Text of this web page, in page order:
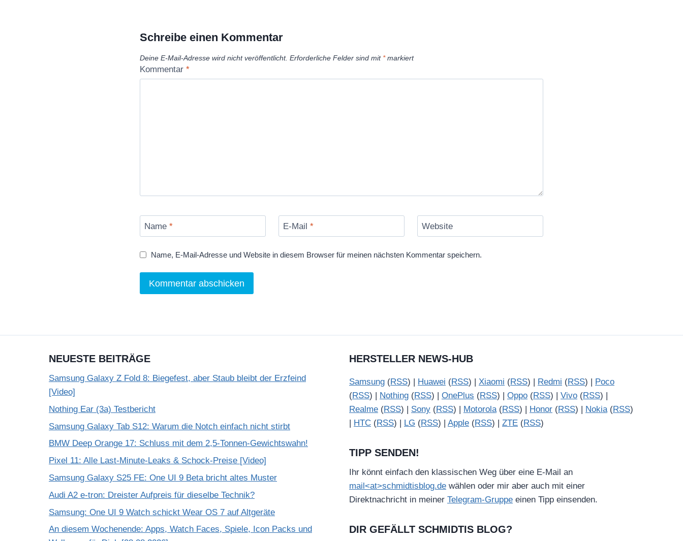
Schreibe einen Kommentar
Deine E-Mail-Adresse wird nicht veröffentlicht. Erforderliche Felder sind mit *markiert
Kommentar *
Name * E-Mail * Website
Name, E-Mail-Adresse und Website in diesem Browser für meinen nächsten Kommentar speichern.
NEUESTE BEITRÄGE
Samsung Galaxy Z Fold 8: Biegefest, aber Staub bleibt der Erzfeind
[Video]
Nothing Ear (3a) Testbericht
Samsung Galaxy Tab S12: Warum die Notch einfach nicht stirbt
BMW Deep Orange 17: Schluss mit dem 2,5-Tonnen-Gewichtswahn!
Pixel 11: Alle Last-Minute-Leaks & Schock-Preise [Video]
Samsung Galaxy S25 FE: One UI 9 Beta bricht altes Muster
Audi A2 e-tron: Dreister Aufpreis für dieselbe Technik?
Samsung: One UI 9 Watch schickt Wear OS 7 auf Altgeräte
An diesem Wochenende: Apps, Watch Faces, Spiele, Icon Packs und
HERSTELLER NEWS-HUB
Samsung (RSS) | Huawei (RSS) | Xiaomi (RSS) | Redmi (RSS) | Poco
(RSS) | Nothing (RSS) | OnePlus (RSS) | Oppo (RSS) | Vivo (RSS) |
Realme (RSS) | Sony (RSS) | Motorola(RSS) | Honor (RSS) | Nokia(RSS)
| HTC (RSS) | LG (RSS) | Apple (RSS) | ZTE (RSS)
TIPP SENDEN!
Ihr könnt einfach den klassischen Weg über eine E-Mail an
mail<at>schmidtisblog.de wählen oder mir aber auch mit einer
Direktnachricht in meiner Telegram-Gruppe einen Tipp einsenden.
DIR GEFÄLLT SCHMIDTIS BLOG?